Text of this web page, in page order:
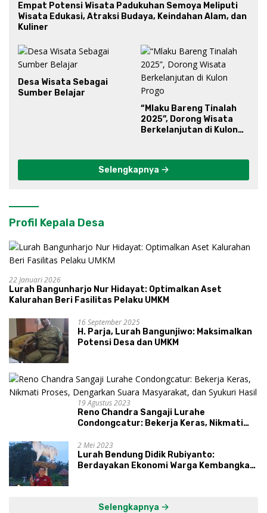
Empat Potensi Wisata Padukuhan Semoya Meliputi
Wisata Edukasi, Atraksi Budaya, Keindahan Alam, dan
Kuliner
Desa Wisata Sebagai
Sumber Belajar
“Mlaku Bareng Tinalah
2025”, Dorong Wisata
Berkelanjutan di Kulon
Selengkapnya
Profil Kepala Desa
22 Januari 2026
Lurah Bangunharjo Nur Hidayat: Optimalkan Aset
Kalurahan Beri Fasilitas Pelaku UMKM
16 September 2025
H. Parja, Lurah Bangunjiwo: Maksimalkan
Potensi Desa dan UMKM
19 Agustus 2023
Reno Chandra Sangaji Lurahe
Condongcatur: Bekerja Keras, Nikmati
dan Syukuri Hasil
2 Mei 2023
Lurah Bendung Didik Rubiyanto:
Berdayakan Ekonomi Warga Kembangkan
Selengkapnya